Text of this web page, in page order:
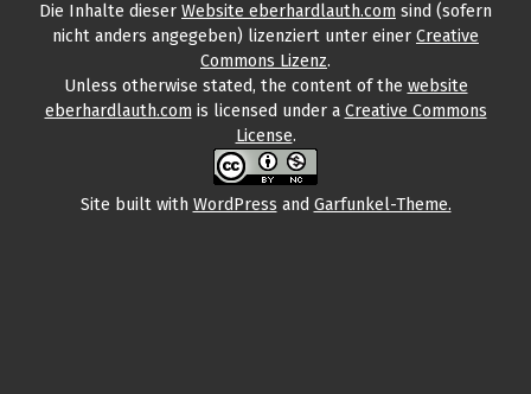
Die Inhalte dieser Website eberhardlauth.com sind (sofern
nicht anders angegeben) lizenziert unter einer Creative
Commons Lizenz.
Unless otherwise stated, the contentof the website
eberhardlauth.com is licensed under a Creative Commons
License.
Site built with WordPress and Garfunkel-Theme.